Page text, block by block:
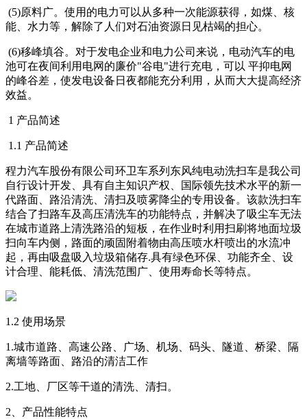
(5)原料广。使用的电力可以从多种一次能源获得，如煤、核
能、水力等，解除了人们对石油资源日见枯竭的担心。
(6)移峰填谷。对于发电企业和电力公司来说，电动汽车的电
池可在夜间利用电网的廉价"谷电"进行充电，可以 平抑电网
的峰谷差，使发电设备日夜都能充分利用，从而大大提高经济
效益。
1 产品简述
1.1 产品简述
程力汽车股份有限公司环卫车系列东风纯电动洗扫车是我公司
自行设计开发、具有自主知识产权、国际领先技术水平的新一
代路面、路沿清洗、清扫及喷雾降尘的专用设备。该款洗扫车
结合了扫路车及高压清洗车的功能特点，并解决了吸尘车无法
在城市道路上清洗路沿的短板，在作业时利用扫刷将地面垃圾
扫向车内侧，路面的顽固附着物由高压喷水杆喷出的水流冲
起，再由吸盘吸入垃圾箱储存.具有绿色环保、功能齐全、设
计合理、能耗低、清洗范围广、使用寿命长等特点。
1.2 使用场景
1.城市道路、高速公路、广场、机场、码头、隧道、桥梁、隔
离墙等路面、路沿的清洁工作
2.工地、厂区等干道的清洗、清扫。
2、产品性能特点